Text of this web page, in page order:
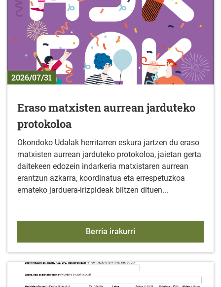
2026/07/31
Eraso matxisten aurrean jarduteko
protokoloa
Okondoko Udalak herritarren eskura jartzen du eraso
matxisten aurrean jarduteko protokoloa, jaietan gerta
daitekeen edozein indarkeria matxistaren aurrean
erantzun azkarra, koordinatua eta errespetuzkoa
emateko jarduera-irizpideak biltzen dituen...
Berria irakurri